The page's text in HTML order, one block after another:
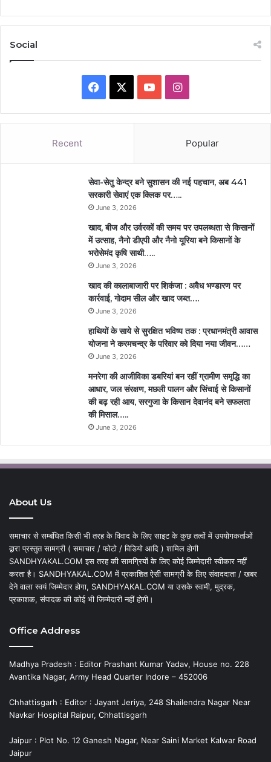
Social
Facebook YouTubeInstagram
Recent Popular
सेवा-सेतु केन्द्र बने सुशासन की नई पहचान, अब 441
सरकारी सेवाएं एक क्लिक पर…..
June 3, 2026
खाद, बीज और उर्वरकों की समय पर उपलब्धता से किसानों
में उत्साह, नैनो डीएपी और नैनो यूरिया बने किसानों के
भरोसेमंद कृषि साथी…..
June 3, 2026
खाद की कालाबाजारी पर शिकंजा : अवैध भण्डारण पर
कार्रवाई, गोदाम सील और खाद जब्त….
June 3, 2026
हाथियों के साये से सुरक्षित भविष्य तक : प्रधानमंत्री आवास
योजना ने करमचन्द्र के परिवार को दिया नया जीवन……
June 3, 2026
मनरेगा की आजीविका डबरियां बन रहीं ग्रामीण समृद्धि का
आधार, जल संरक्षण, मछली पालन और सिंचाई से किसानों
की बढ़ रही आय, सरगुजा के किसान देवानंद बने सफलता
की मिसाल…..
June 3, 2026
About Us
समाचार से सम्बंधित किसी भी तरह के विवाद के लिए साइट के कुछ तत्वों में उपयोगकर्ताओं
द्वारा प्रस्तुत सामग्री ( समाचार / फोटो / विडियो आदि ) शामिल होगी
SANDHYAKAL.COM इस तरह की सामग्रियों के लिए कोई जिम्मेदारी स्वीकार नहीं
करता है। SANDHYAKAL.COM में प्रकाशित ऐसी सामग्री के लिए संवाददाता / खबर
देने वाला स्वयं जिम्मेदार होगा, SANDHYAKAL.COM या उसके स्वामी, मुद्रक,
प्रकाशक, संपादक की कोई भी जिम्मेदारी नहीं होगी।
Office Address
Madhya Pradesh : Editor Prashant Kumar Yadav, House no. 228
Avantika Nagar, Army Head Quarter Indore – 452006
Chhattisgarh : Editor : Jayant Jeriya, 248 Shailendra Nagar Near
Navkar Hospital Raipur, Chhattisgarh
Jaipur : Plot No. 12 Ganesh Nagar, Near Saini Market Kalwar Road
Jaipur